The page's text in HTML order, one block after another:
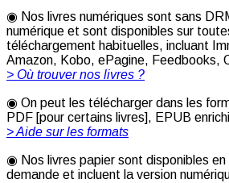
◉ Nos livres numériques sont sans
numérique et sont disponibles sur
téléchargement habituelles, incluant
Amazon, Kobo, ePagine, Feedbooks,
> Où trouver nos livres ?
◉ On peut les télécharger dans les
PDF [pour certains livres], EPUB
> Aide sur les formats
◉ Nos livres papier sont disponibles en
demande et incluent la version